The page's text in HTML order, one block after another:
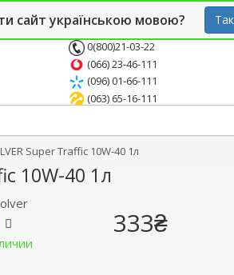
сайт українською мовою? Так
0(800)21-03-22
(066) 23-46-111
(096) 01-66-111
(063) 65-16-111
Super Traffic 10W-40 1л
10W-40 1л
333₴